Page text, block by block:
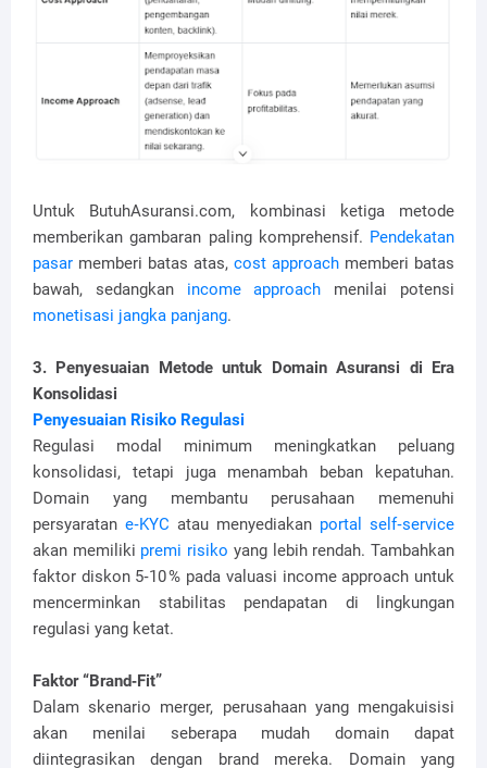
Untuk ButuhAsuransi.com, kombinasi ketiga metode
memberikan gambaran paling komprehensif. Pendekatan
pasar memberi batas atas, cost approach memberi batas
bawah, sedangkan income approach menilai potensi
monetisasi jangka panjang.
3. Penyesuaian Metode untuk Domain Asuransi di Era
Konsolidasi
Penyesuaian Risiko Regulasi
Regulasi modal minimum meningkatkan peluang
konsolidasi, tetapi juga menambah beban kepatuhan.
Domain yang membantu perusahaan memenuhi
persyaratan e‑KYC atau menyediakan portal self‑service
akan memiliki premi risiko yang lebih rendah. Tambahkan
faktor diskon 5‑10 % pada valuasi income approach untuk
mencerminkan stabilitas pendapatan di lingkungan
regulasi yang ketat.
Faktor “Brand‑Fit”
Dalam skenario merger, perusahaan yang mengakuisisi
akan menilai seberapa mudah domain dapat
diintegrasikan dengan brand mereka. Domain yang